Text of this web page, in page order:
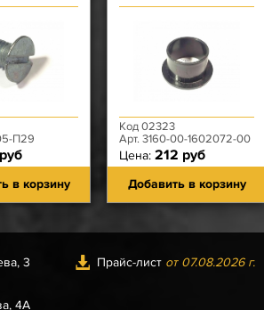
П29
в корзину
Код 02323
Арт. 3160-00-1602072-00
Цена: 212 руб
Добавить в корзину
3
4А
Прайс-лист от 07.08.2026 г.